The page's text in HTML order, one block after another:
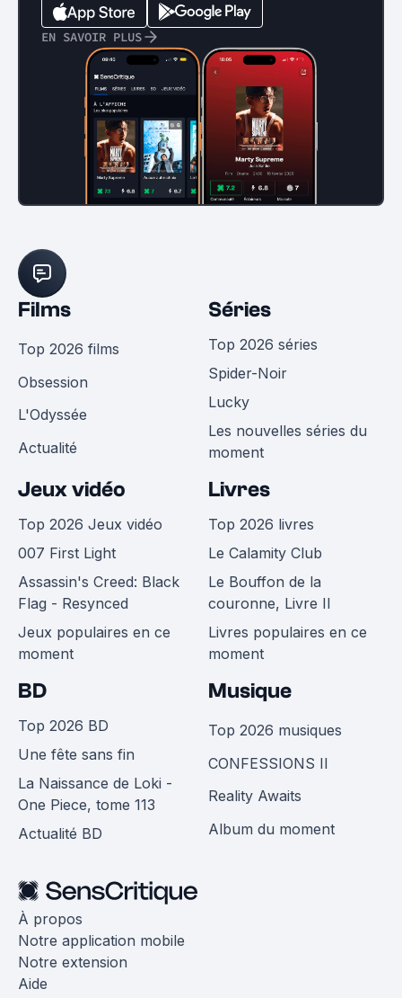
EN SAVOIR PLUS
Films
Top 2026 films
Obsession
L'Odyssée
Actualité
Séries
Top 2026 séries
Spider-Noir
Lucky
Les nouvelles séries du
moment
Jeux vidéo
Top 2026 Jeux vidéo
007 First Light
Assassin's Creed: Black
Flag - Resynced
Jeux populaires en ce
moment
Livres
Top 2026 livres
Le Calamity Club
Le Bouffon de la
couronne, Livre II
Livres populaires en ce
moment
BD
Top 2026 BD
Une fête sans fin
La Naissance de Loki -
One Piece, tome 113
Actualité BD
Musique
Top 2026 musiques
CONFESSIONS II
Reality Awaits
Album du moment
À propos
Notre application mobile
Notre extension
Aide